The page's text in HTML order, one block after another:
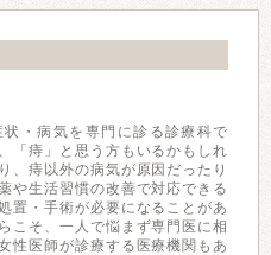
・病気を専門に診る診療科で
「痔」と思う方もいるかもしれ
、痔以外の病気が原因だったり
や生活習慣の改善で対応できる
置・手術が必要になることがあ
こそ、一人で悩まず専門医に相
性医師が診療する医療機関もあ